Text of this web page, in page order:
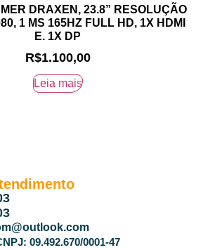
DRAXEN, 23.8” RESOLUÇÃO
1 MS 165HZ FULL HD, 1X HDMI
E. 1X DP
R$1.100,00
Leia mais
09.492.670/0001-47